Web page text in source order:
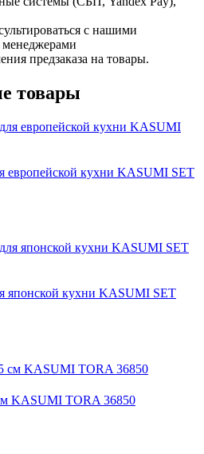
с нашими
предзаказа на товары.
товары
европейской кухни KASUMI SET
японской кухни KASUMI SET
KASUMI TORA 36850